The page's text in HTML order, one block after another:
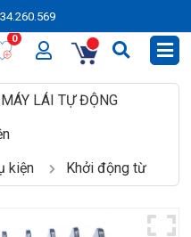
0
LÁI TỰ ĐỘNG
kiện
Khởi động từ